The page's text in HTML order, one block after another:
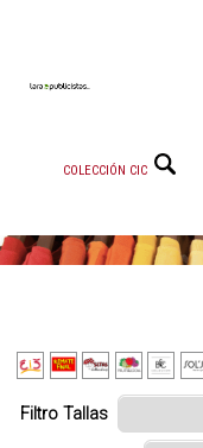
COLECCIÓN CIC
Filtro Tallas